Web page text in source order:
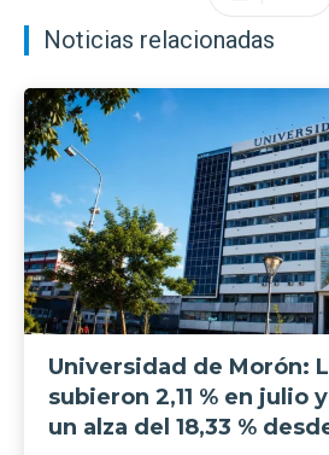
Noticias relacionadas
Universidad de Morón:
subieron 2,11 % en julio
un alza del 18,33 %